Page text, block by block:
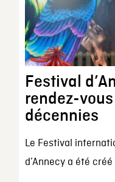
Festival
rendez-
décennies
Le Festival
d’Annecy a été